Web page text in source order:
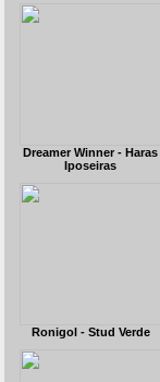
Dreamer Winner - Haras
Iposeiras
Ronigol - Stud Verde